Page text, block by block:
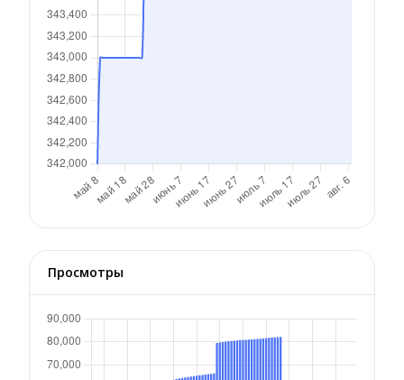
Просмотры